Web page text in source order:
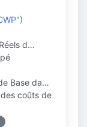
d…
Base da…
coûts de